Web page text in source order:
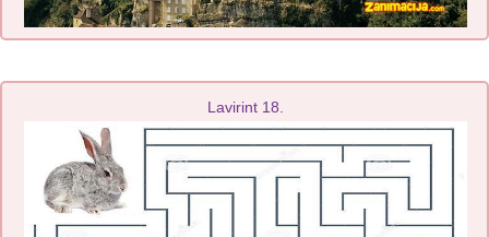
Lavirint 18.